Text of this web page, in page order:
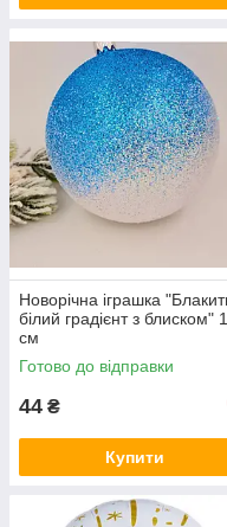
Новорічна іграшка
білий градієнт з блиском"
см
Готово до відправки
44 ₴
Купити